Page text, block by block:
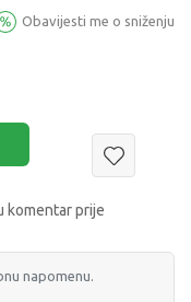
Obavijesti me o sniženju
komentar prije